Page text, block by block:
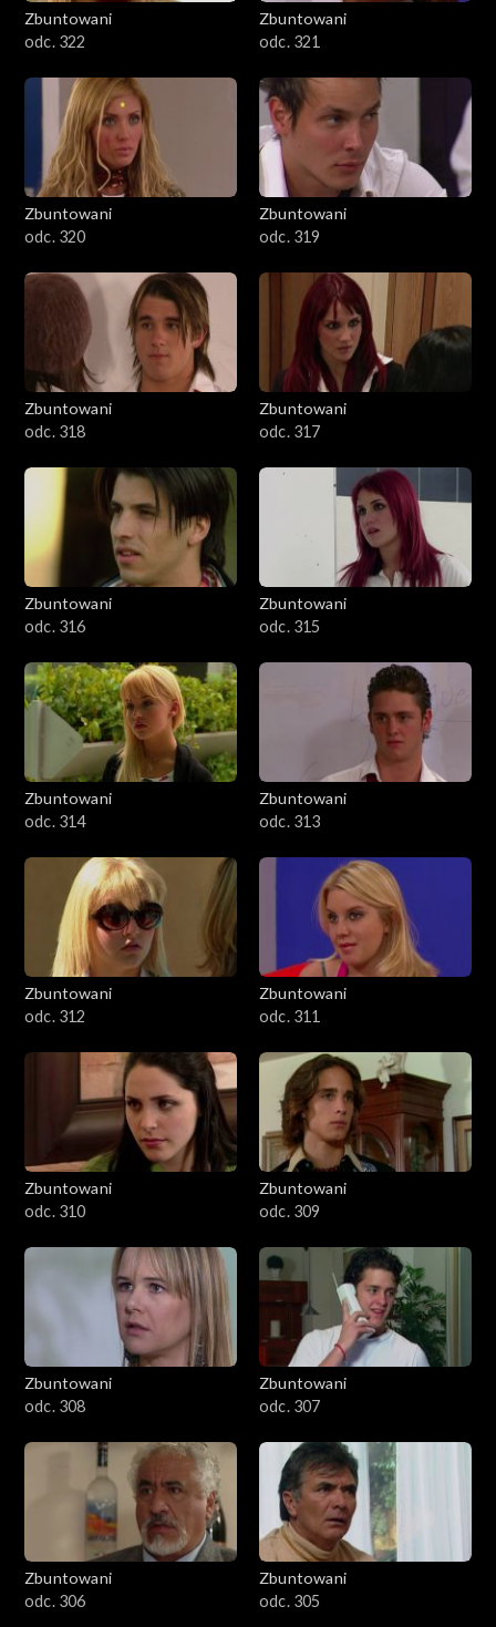
Zbuntowani
odc. 322
Zbuntowani
odc. 321
Zbuntowani
odc. 320
Zbuntowani
odc. 319
Zbuntowani
odc. 318
Zbuntowani
odc. 317
Zbuntowani
odc. 316
Zbuntowani
odc. 315
Zbuntowani
odc. 314
Zbuntowani
odc. 313
Zbuntowani
odc. 312
Zbuntowani
odc. 311
Zbuntowani
odc. 310
Zbuntowani
odc. 309
Zbuntowani
odc. 308
Zbuntowani
odc. 307
Zbuntowani
odc. 306
Zbuntowani
odc. 305